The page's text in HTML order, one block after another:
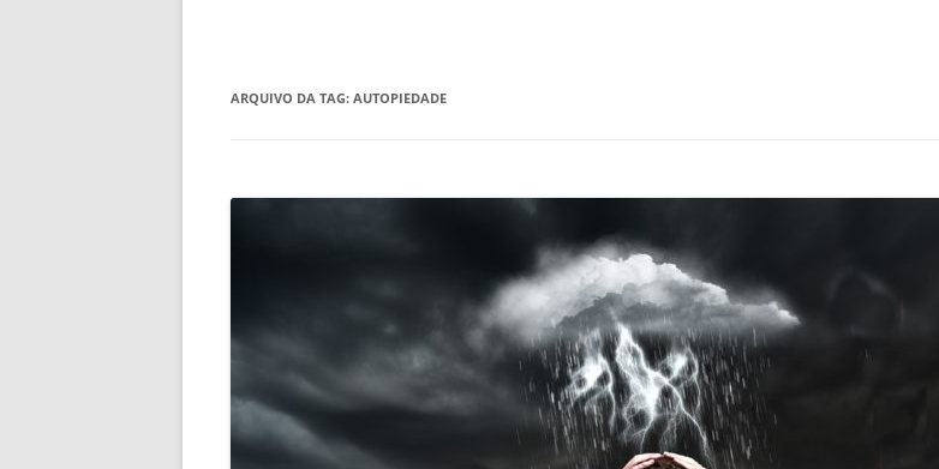
ARQUIVO DA TAG: AUTOPIEDADE